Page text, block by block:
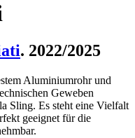
. 2022/2025
Aluminiumrohr und
Geweben
Sling. Es steht eine Vielfalt
geeignet für die